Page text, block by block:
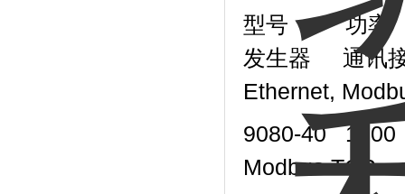
型号
功率
发生器
通讯
Ethernet,
9080-40
1000
Modbus TCP